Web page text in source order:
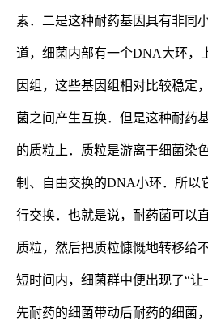
素．二是这种耐药基因具有非同
道，细菌内部有一个DNA大环，
因组，这些基因组相对比较稳定
菌之间产生互换．但是这种耐药
的质粒上．质粒是游离于细菌染
制、自由交换的DNA小环．所以
行交换．也就是说， 耐药菌可以
质粒，然后把质粒慷慨地转移给
短时间内，细菌群中便出现了“让
先耐药的细菌带动后耐药的细菌